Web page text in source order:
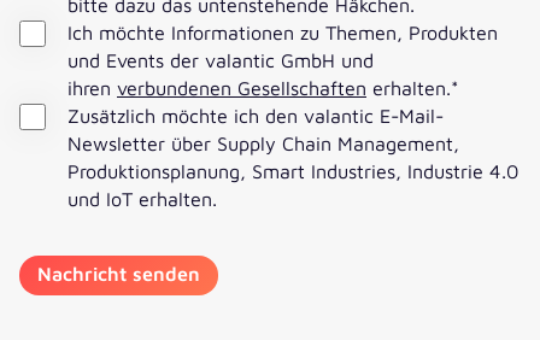
Ich möchte Informationen zu Themen, Produkten
und Events der valantic GmbH und
ihren verbundenen Gesellschaften erhalten.*
Zusätzlich möchte ich den valantic E-Mail-
Newsletter über Supply Chain Management,
Produktionsplanung, Smart Industries, Industrie 4.0
und IoT erhalten.